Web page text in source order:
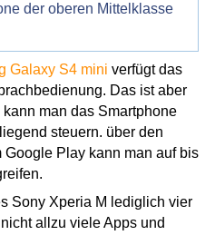
der oberen Mittelklasse
Galaxy S4 mini verfügt das
Das ist aber
man das Smartphone
steuern. über den
Google Play kann man auf bis
Sony Xperia M lediglich vier
allzu viele Apps und